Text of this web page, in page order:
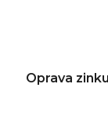
Oprava